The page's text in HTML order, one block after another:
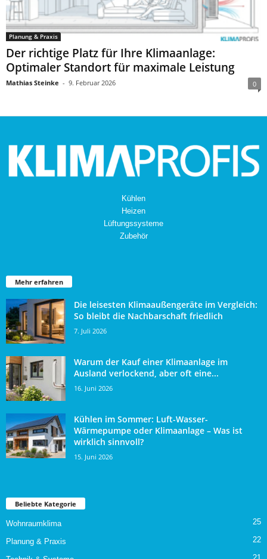
Planung & Praxis
Der richtige Platz für Ihre Klimaanlage:
Optimaler Standort für maximale Leistung
Mathias Steinke - 9. Februar 2026 0
Kühlen
Heizen
Lüftungssysteme
Zubehör
Mehr erfahren
Die leisesten Klimaaußengeräte im Vergleich:
So bleibt die Nachbarschaft friedlich
7. Juli 2026
Warum der Kauf einer Klimaanlage im
Ausland verlockend, aber oft eine...
16. Juni 2026
Kühlen im Sommer: Luft-Wasser-
Wärmepumpe oder Klimaanlage – Was ist
wirklich sinnvoll?
15. Juni 2026
Beliebte Kategorie
Wohnraumklima 25
Planung & Praxis 22